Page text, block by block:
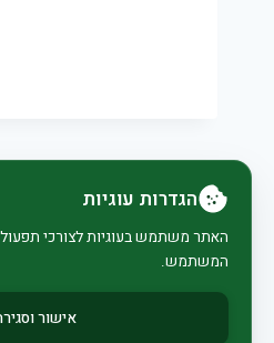
הגדרות עוגיות
האתר משתמש בעוגיות לצורכי תפעול,
המשתמש.
אישור